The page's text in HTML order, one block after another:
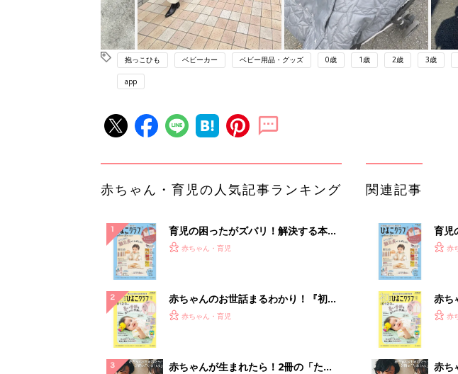
抱っこひも ベビーカー ベビー用品・グッズ 0歳 1歳 2歳 3歳
app
赤ちゃん・育児の人気記事ランキング
育児の困ったがズバリ！解決する本
『ひよこクラブ 秋号』 4カ月～2才
赤ちゃん・育児
赤ちゃんのお世話まるわかり！『初め
てのひよこクラブ 夏号』〈巻頭大特
解決テク
赤ちゃん・育児
赤ちゃんが生まれたら！2冊の「たま
関連記事
育児
『ひ
赤
赤ち
ての
解決
赤
赤ち